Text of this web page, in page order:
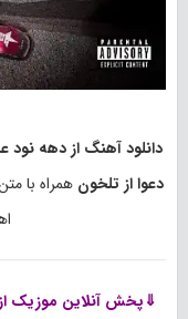
دانلود آهنگ از دهه نود
دعوا از تلخون همراه با
⇓پخش آنلاین موزیک